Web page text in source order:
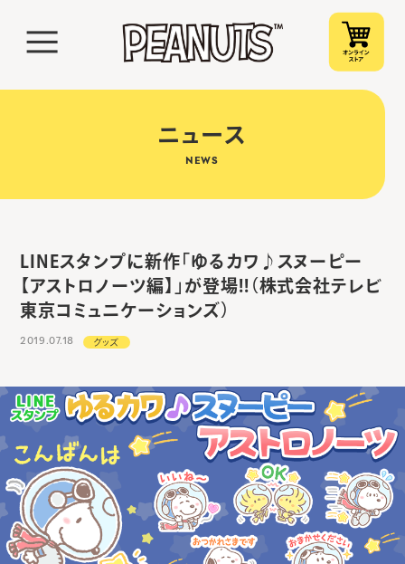
ニュース
NEWS
LINEスタンプに新作「ゆるカワ♪スヌーピー
【アストロノーツ編】」が登場!!（株式会社テレビ
東京コミュニケーションズ）
2019.07.18 グッズ